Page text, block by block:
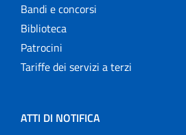
Bandi e concorsi
Biblioteca
Patrocini
Tariffe dei servizi a terzi
ATTI DI NOTIFICA